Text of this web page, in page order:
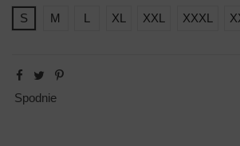
S
M L XL XXL XXXL
Spodnie